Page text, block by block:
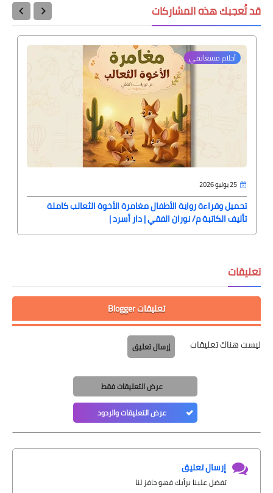
قد تُعجبك هذه المشاركات
أحلام مسغانمي
25 يوليو 2026
تحميل وقراءة رواية الأطفال مغامرة الأخوة الثعالب كاملة
تأليف الكاتبة م/ نوران الفقي | دار أسرد |
تعليقات
تعليقات Blogger
ليست هناك تعليقات إرسال تعليق
عرض التعليقات فقط
عرض التعليقات والردود
إرسال تعليق
تفضل علينا برأيك فهو حافز لنا